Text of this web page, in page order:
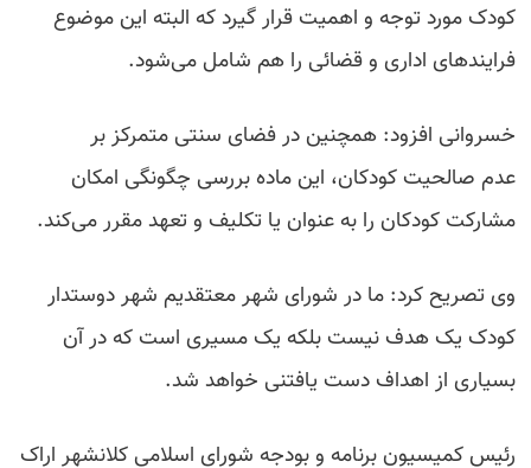
کودک مورد توجه و اهمیت قرار گیرد که البته این موضوع
فرایندهای اداری و قضائی را هم شامل می‌شود.
خسروانی افزود: همچنین در فضای سنتی متمرکز بر
عدم صالحیت کودکان، این ماده بررسی چگونگی امکان
مشارکت کودکان را به عنوان یا تکلیف و تعهد مقرر می‌کند.
وی تصریح کرد: ما در شورای شهر معتقدیم شهر دوستدار
کودک یک هدف نیست بلکه یک مسیری است که در آن
بسیاری از اهداف دست یافتنی خواهد شد.
رئیس کمیسیون برنامه و بودجه شورای اسلامی کلانشهر اراک